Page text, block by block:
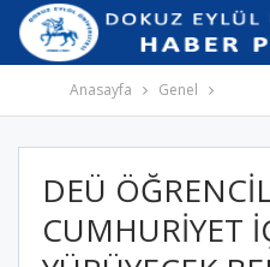
İçeriğe
atla
Navigasyona
atla
Anasayfa Genel
DEÜ
CUMHURİYET